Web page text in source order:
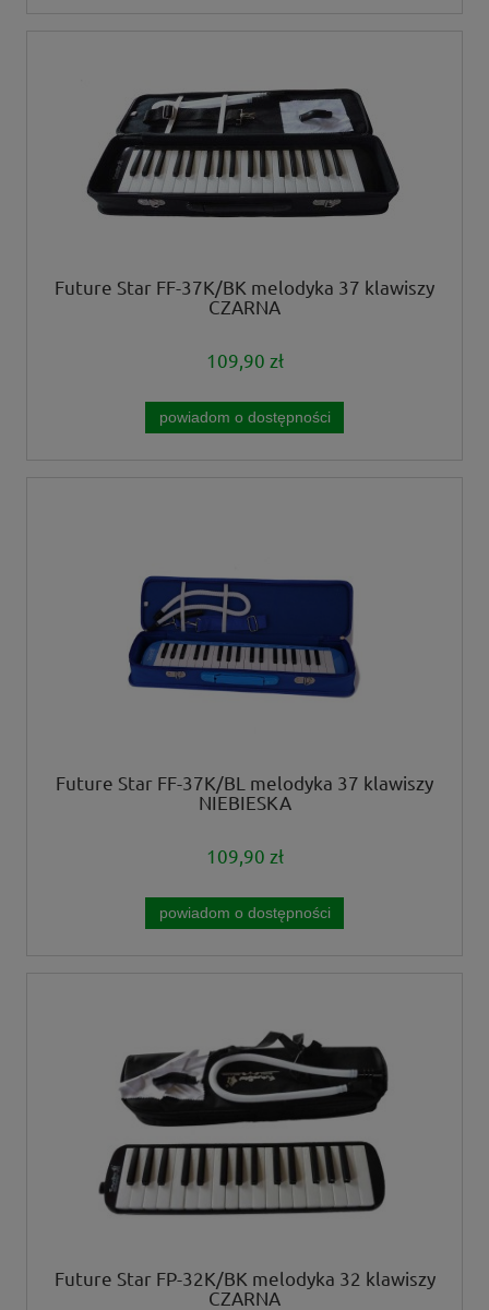
Future Star FF-37K/BK melodyka 37 klawiszy
CZARNA
109,90 zł
powiadom o dostępności
Future Star FF-37K/BL melodyka 37 klawiszy
NIEBIESKA
109,90 zł
powiadom o dostępności
Future Star FP-32K/BK melodyka 32 klawiszy
CZARNA